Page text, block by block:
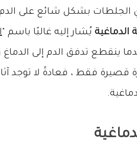
الجلطات بشكل شائع على
الدماغية يُشار إليه غالبًا باسم "
عندما ينقطع تدفق الدم إلى
فقط ، فعادةً لا توجد